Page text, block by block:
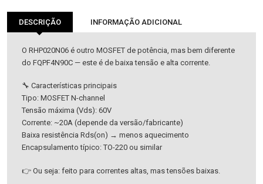
DESCRIÇÃO INFORMAÇÃO ADICIONAL
O RHP020N06 é outro MOSFET de potência, mas bem diferente
do FQPF4N90C — este é de baixa tensão e alta corrente.
🔧 Características principais
Tipo: MOSFET N-channel
Tensão máxima (Vds): 60V
Corrente: ~20A (depende da versão/fabricante)
Baixa resistência Rds(on) → menos aquecimento
Encapsulamento típico: TO-220 ou similar
👉 Ou seja: feito para correntes altas, mas tensões baixas.